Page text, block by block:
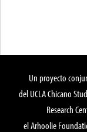
Un proyecto
del UCLA Chicano
Research
el Arhoolie